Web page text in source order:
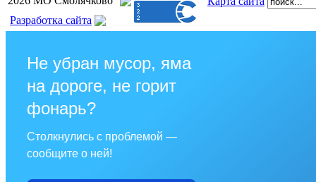
Разработка сайта
Не убран мусор, яма
на дороге, не горит
фонарь?
Столкнулись с проблемой —
сообщите о ней!